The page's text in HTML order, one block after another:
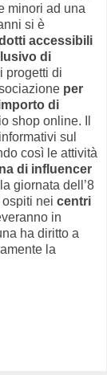
minori ad una
si è
accessibili
di
progetti di
per
di
shop online. Il
sul
così le attività
di influencer
giornata dell’8
nei centri
in
ha diritto a
la